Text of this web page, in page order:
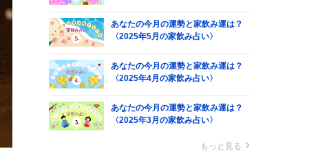
あなたの今月の運勢と家飲み運は？
〈2025年5月の家飲み占い〉
あなたの今月の運勢と家飲み運は？
〈2025年4月の家飲み占い〉
あなたの今月の運勢と家飲み運は？
〈2025年3月の家飲み占い〉
もっと見る